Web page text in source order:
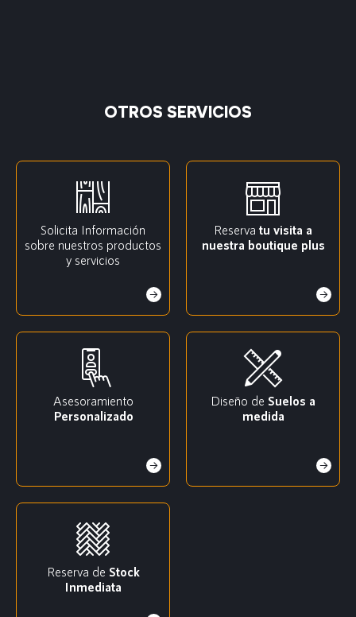
OTROS SERVICIOS
Solicita Información
sobre nuestros productos
y servicios
Reserva tu visita a
nuestra boutique plus
Asesoramiento
Personalizado
Diseño de Suelos a
medida
Reserva de Stock
Inmediata